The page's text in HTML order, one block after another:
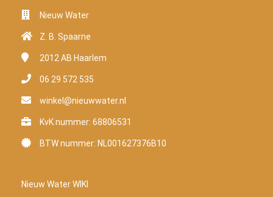
Nieuw Water
Z. B. Spaarne
2012 AB Haarlem
06 29 572 535
winkel@nieuwwater.nl
KvK nummer: 68806531
BTW nummer: NL001627376B10
Nieuw Water WIKI